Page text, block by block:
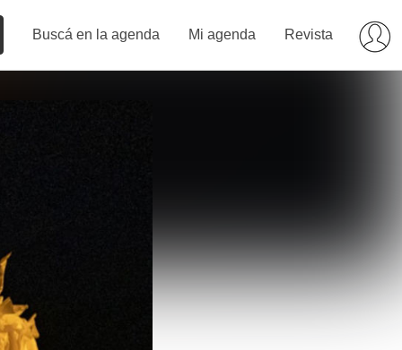
Buscá en la agenda Mi agenda Revista